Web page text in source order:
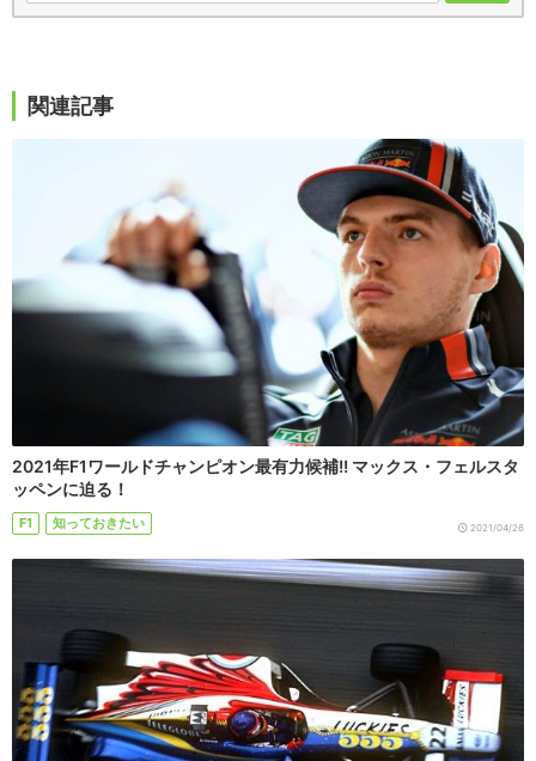
関連記事
2021年F1ワールドチャンピオン最有力候補!! マックス・フェルスタ
ッペンに迫る！
F1 知っておきたい 2021/04/26